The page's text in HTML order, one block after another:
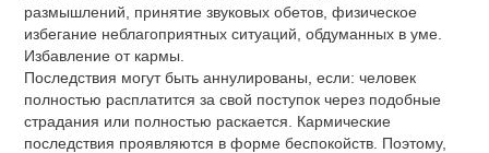
размышлений, принятие звуковых обетов, физическое
избегание неблагоприятных ситуаций, обдуманных в уме.
Избавление от кармы.
Последствия могут быть аннулированы, если: человек
полностью расплатится за свой поступок через подобные
страдания или полностью раскается. Кармические
последствия проявляются в форме беспокойств. Поэтому,